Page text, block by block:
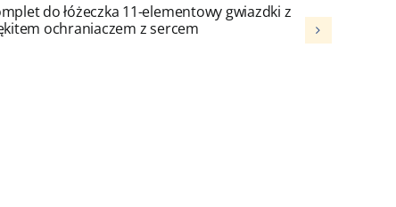
do łóżeczka 11-elementowy gwiazdki z
ochraniaczem z sercem